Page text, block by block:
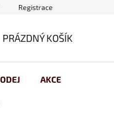
Registrace
PRÁZDNÝ KOŠÍK
AKCE